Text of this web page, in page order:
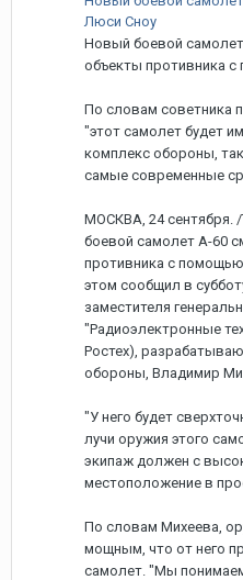
Люси Сноу
Новый боевой
объекты противника
По словам советника
"этот самолет будет
комплекс обороны,
самые современные
МОСКВА, 24 сентября.
боевой самолет А-60
противника с
этом сообщил в
заместителя
"Радиоэлектронные
Ростех),
обороны, Владимир
"У него будет
лучи оружия этого
экипаж должен с
местоположение в
По словам Михеева,
мощным, что от него
самолет. "Мы